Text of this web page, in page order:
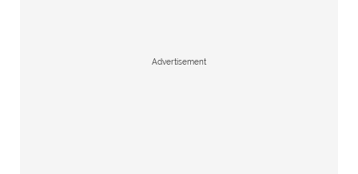
Advertisement